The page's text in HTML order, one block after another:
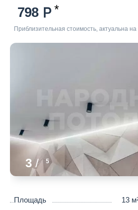
798
Приблизительная стоимость, актуальна
3/ 5
Площадь 13 м